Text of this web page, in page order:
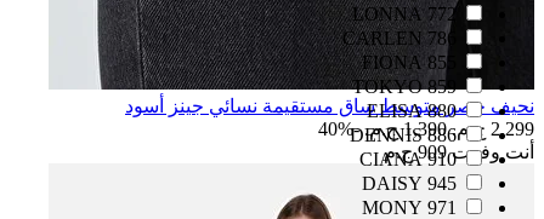
772 LONNA
786 CARLEN
855 FIONA
859 TOKYO
880 ELISA
886 DENNIS
910 CIANA
945 DAISY
971 MONY
نحيف خصر متوسط ساق مستقيمة نسائي جينز أسود
2,299 ج.م.‏
1,390 ج.م.‏
-40%
أنت وفرت909 ج.م